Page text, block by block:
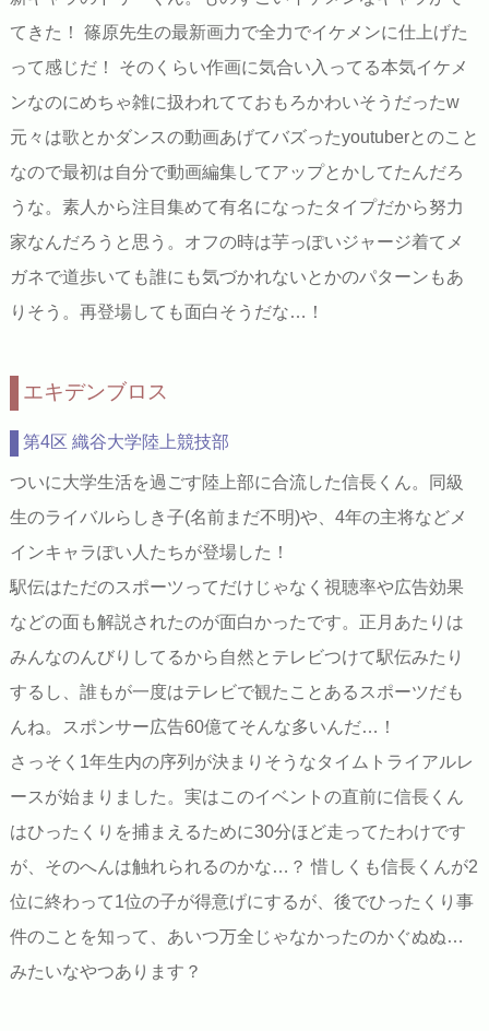
てきた！ 篠原先生の最新画力で全力でイケメンに仕上げた
って感じだ！ そのくらい作画に気合い入ってる本気イケメ
ンなのにめちゃ雑に扱われてておもろかわいそうだったw
元々は歌とかダンスの動画あげてバズったyoutuberとのこと
なので最初は自分で動画編集してアップとかしてたんだろ
うな。素人から注目集めて有名になったタイプだから努力
家なんだろうと思う。オフの時は芋っぽいジャージ着てメ
ガネで道歩いても誰にも気づかれないとかのパターンもあ
りそう。再登場しても面白そうだな…！
エキデンブロス
第4区 織谷大学陸上競技部
ついに大学生活を過ごす陸上部に合流した信長くん。同級
生のライバルらしき子(名前まだ不明)や、4年の主将などメ
インキャラぽい人たちが登場した！
駅伝はただのスポーツってだけじゃなく視聴率や広告効果
などの面も解説されたのが面白かったです。正月あたりは
みんなのんびりしてるから自然とテレビつけて駅伝みたり
するし、誰もが一度はテレビで観たことあるスポーツだも
んね。スポンサー広告60億てそんな多いんだ…！
さっそく1年生内の序列が決まりそうなタイムトライアルレ
ースが始まりました。実はこのイベントの直前に信長くん
はひったくりを捕まえるために30分ほど走ってたわけです
が、そのへんは触れられるのかな…？ 惜しくも信長くんが2
位に終わって1位の子が得意げにするが、後でひったくり事
件のことを知って、あいつ万全じゃなかったのかぐぬぬ…
みたいなやつあります？